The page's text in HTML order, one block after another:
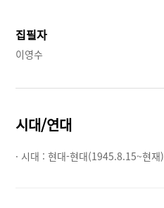
집필자
이영수
시대/연대
· 시대 :현대-현대(1945.8.15~현재)